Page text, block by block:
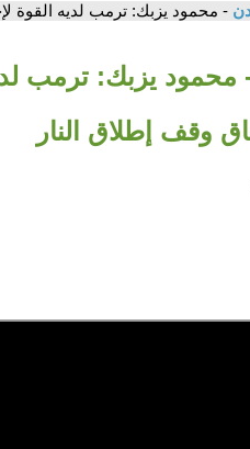
- محمود يزبك: ترمب لديه القوة
محمود يزبك: ترمب
وقف إطلاق النار